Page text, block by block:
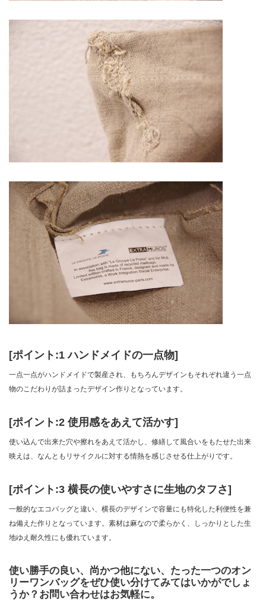
[ポイント:1 ハンドメイドの一点物]
一点一点がハンドメイドで製産され、もちろんデザインもそれぞれ違う一点
物のこだわりが詰まったデザイン作りとなっています。
[ポイント:2 使用感をあえて活かす]
使い込んで出来た穴や擦れをあえて活かし、修繕して風合いをもたせた出来
映えは、なんともリサイクルに対する情熱を感じさせる仕上がりです。
[ポイント:3 横長の使いやすさに生地のタフさ]
一般的なエコバッグと違い、横長のデザインで容量にも特化した利便性を兼
ね備えた作りとなっています。素材は麻なので柔らかく、しっかりとした生
地ゆえ耐久性にも優れています。
使い勝手の良い、尚かつ他にない、たった一つのオン
リーワンバッグをぜひ使い分けてみてはいかがでしょ
うか？お問い合わせはお気軽に。